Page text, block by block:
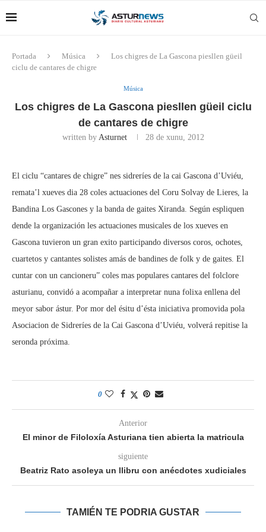
Portada Música
Los chigres de La Gascona piesllen güeil
ciclu de cantares de chigre
Música
Los chigres de La Gascona piesllen güeil ciclu
de cantares de chigre
written by Asturnet 28 de xunu, 2012
El ciclu “cantares de chigre” nes sidreríes de la cai Gascona d’Uviéu,
remata’l xueves dia 28 coles actuaciones del Coru Solvay de Lieres, la
Bandina Los Gascones y la banda de gaites Xiranda. Según espliquen
dende la organización les actuaciones musicales de los xueves en
Gascona tuvieron un gran exito participando diversos coros, ochotes,
cuartetos y cantantes solistes amás de bandines de folk y de gaites. El
cuntar con un cancioneru” coles mas populares cantares del folclore
asturianu, convidó a acompañar a interpretar nuna folixa enllena del
meyor sabor ástur. Por mor del ésitu d’ésta iniciativa promovida pola
Asociacion de Sidreríes de la Cai Gascona d’Uviéu, volverá repitise la
seronda próxima.
0
Anterior
El minor de Filoloxía Asturiana tien abierta la matricula
siguiente
Beatriz Rato asoleya un llibru con anécdotes xudiciales
TAMIÉN TE PODRIA GUSTAR